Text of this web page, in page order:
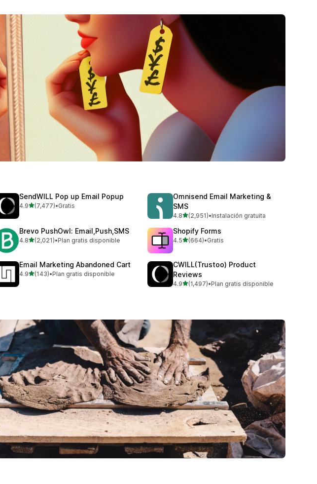
SendWILL Pop up Email Popup
4.9de 5 estrellas
(7,477)
7477 reseñas en total
•Gratis
Omnisend Email Marketing &
SMS
4.8de 5 estrellas
(2,951)
2951 reseñas en total
•Instalación gratuita
Brevo PushOwl: Email,Push,SMS
4.8de 5 estrellas
(2,021)
2021 reseñas en total
•Plan gratis disponible
Shopify Forms
4.5de 5 estrellas
(664)
664 reseñas en total
•Gratis
Email Marketing Abandoned Cart
4.9de 5 estrellas
(143)
143 reseñas en total
•Plan gratis disponible
CWILL(Trustoo) Product
Reviews
4.9de 5 estrellas
(1,497)
1497 reseñas en total
•Plan gratis disponible